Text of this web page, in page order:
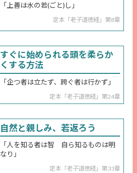
「上善は水の若(ごと)し」
定本「老子道徳経」第8章
すぐに始められる頭を柔らか
くする方法
「企つ者は立たず、跨ぐ者は行かず」
定本「老子道徳経」第24章
自然と親しみ、若返ろう
「人を知る者は智 自ら知るものは明
なり」
定本「老子道徳経」第33章